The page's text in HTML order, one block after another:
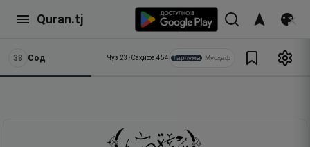
Quran.tj
38 Сод Ҷуз 23 •Саҳифа 454 Тарҷума Мусҳаф